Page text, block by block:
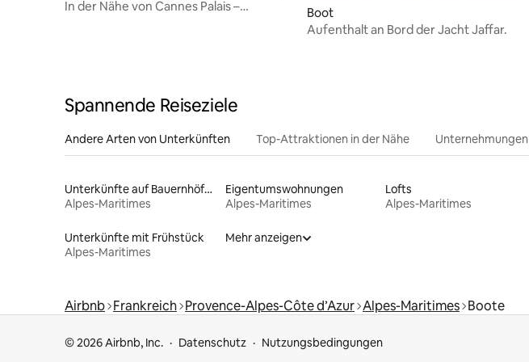
In der Nähe von Cannes Palais –
Boot
Aufenthalt an Bord der Jacht Jaffar.
Spannende Reiseziele
Andere Arten von Unterkünften Top-Attraktionen in der Nähe Unternehmungen
Unterkünfte auf Bauernhöfen
Alpes-Maritimes
Eigentumswohnungen
Alpes-Maritimes
Lofts
Alpes-Maritimes
Unterkünfte mit Frühstück
Alpes-Maritimes
Mehr anzeigen
Airbnb Frankreich Provence-Alpes-Côte d’Azur Alpes-Maritimes Boote
© 2026 Airbnb, Inc. Datenschutz Nutzungsbedingungen